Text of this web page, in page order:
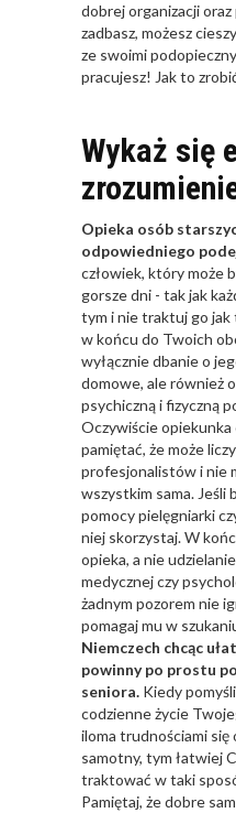
dobrej organizacji
zadbasz, możesz
ze swoimi
pracujesz! Jak to
Wykaż się
Opieka osób
odpowiedniego
człowiek, który może
gorsze dni - tak jak
tym i nie traktuj go
w końcu do Twoich
wyłącznie dbanie o
domowe, ale również
psychiczną i fizyczną
Oczywiście
pamiętać, że może
profesjonalistów i nie
wszystkim sama. Jeśli
pomocy pielęgniarki
niej skorzystaj. W
opieka, a nie
medycznej czy
żadnym pozorem nie
pomagaj mu w
Niemczech chcąc
powinny po prostu
seniora. Kiedy
codzienne życie
iloma trudnościami się
samotny, tym łatwiej
traktować w taki
Pamiętaj, że dobre